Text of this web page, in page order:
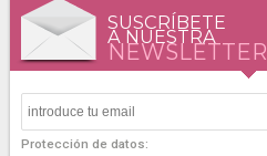
SUSCRÍBETE
A NUESTRA
NEWSLETTER
Protección de datos: